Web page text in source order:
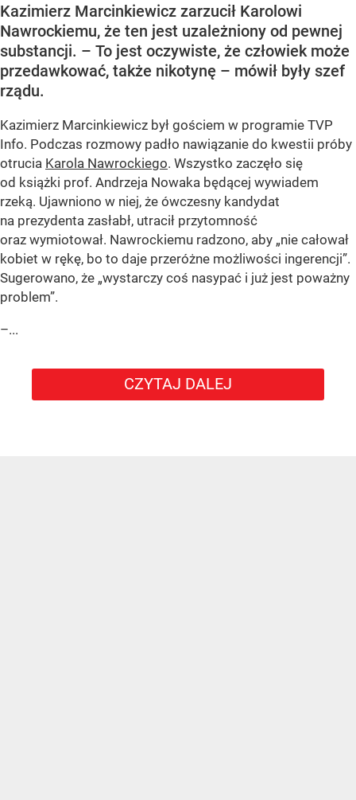
Kazimierz Marcinkiewicz zarzucił Karolowi
Nawrockiemu, że ten jest uzależniony od pewnej
substancji. – To jest oczywiste, że człowiek może
przedawkować, także nikotynę – mówił były szef
rządu.
Kazimierz Marcinkiewicz był gościem w programie TVP
Info. Podczas rozmowy padło nawiązanie do kwestii próby
otrucia Karola Nawrockiego. Wszystko zaczęło się
od książki prof. Andrzeja Nowaka będącej wywiadem
rzeką. Ujawniono w niej, że ówczesny kandydat
na prezydenta zasłabł, utracił przytomność
oraz wymiotował. Nawrockiemu radzono, aby „nie całował
kobiet w rękę, bo to daje przeróżne możliwości ingerencji”.
Sugerowano, że „wystarczy coś nasypać i już jest poważny
problem”.
–...
CZYTAJ DALEJ